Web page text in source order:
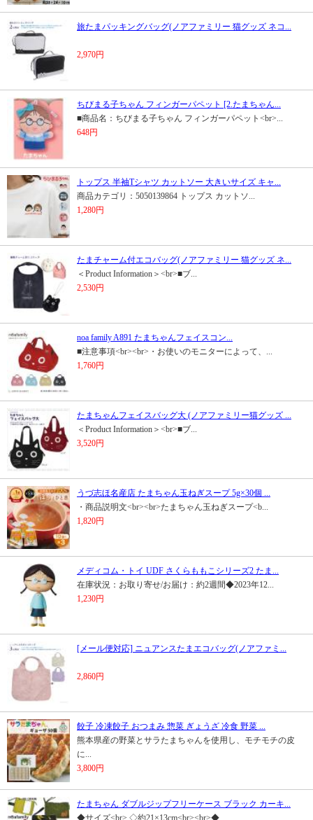
旅たまパッキングバッグ(ノアファミリー 猫グッズ ネコ...
2,970円
ちびまる子ちゃん フィンガーパペット [2.たまちゃん...
■商品名：ちびまる子ちゃん フィンガーパペット<br>...
648円
トップス 半袖Tシャツ カットソー 大きいサイズ キャ...
商品カテゴリ：5050139864 トップス カットソ...
1,280円
たまチャーム付エコバッグ(ノアファミリー 猫グッズ ネ...
＜Product Information＞<br>■ブ...
2,530円
noa family A891 たまちゃんフェイスコン...
■注意事項<br><br>・お使いのモニターによって、...
1,760円
たまちゃんフェイスバッグ大 (ノアファミリー猫グッズ ...
＜Product Information＞<br>■ブ...
3,520円
うづ志ほ名産店 たまちゃん玉ねぎスープ 5g×30個 ...
・商品説明文<br><br>たまちゃん玉ねぎスープ<b...
1,820円
メディコム・トイ UDF さくらももこシリーズ2 たま...
在庫状況：お取り寄せ/お届け：約2週間◆2023年12...
1,230円
[メール便対応] ニュアンスたまエコバッグ(ノアファミ...
2,860円
餃子 冷凍餃子 おつまみ 惣菜 ぎょうざ 冷食 野菜 ...
熊本県産の野菜とサラたまちゃんを使用し、モチモチの皮
に...
3,800円
たまちゃん ダブルジップフリーケース ブラック カーキ...
◆サイズ<br> ◇約21×13cm<br><br>◆...